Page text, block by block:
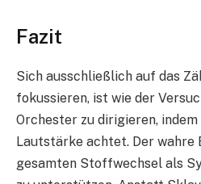
Fazit
Sich ausschließlich auf das
fokussieren, ist wie der
Orchester zu dirigieren,
Lautstärke achtet. Der wahre
gesamten Stoffwechsel als